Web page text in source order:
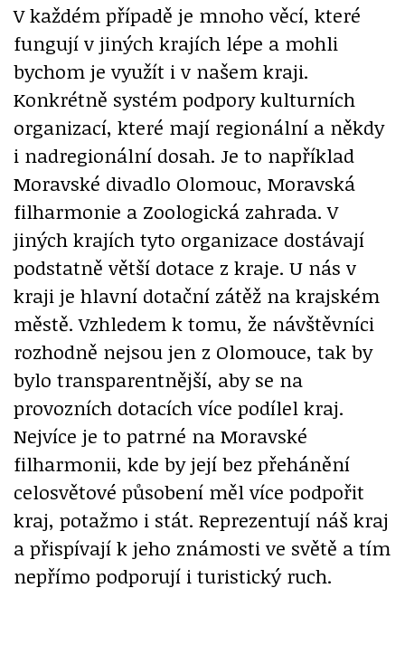
V každém případě je mnoho věcí, které
fungují v jiných krajích lépe a mohli
bychom je využít i v našem kraji.
Konkrétně systém podpory kulturních
organizací, které mají regionální a někdy
i nadregionální dosah. Je to například
Moravské divadlo Olomouc, Moravská
filharmonie a Zoologická zahrada. V
jiných krajích tyto organizace dostávají
podstatně větší dotace z kraje. U nás v
kraji je hlavní dotační zátěž na krajském
městě. Vzhledem k tomu, že návštěvníci
rozhodně nejsou jen z Olomouce, tak by
bylo transparentnější, aby se na
provozních dotacích více podílel kraj.
Nejvíce je to patrné na Moravské
filharmonii, kde by její bez přehánění
celosvětové působení měl více podpořit
kraj, potažmo i stát. Reprezentují náš kraj
a přispívají k jeho známosti ve světě a tím
nepřímo podporují i turistický ruch.